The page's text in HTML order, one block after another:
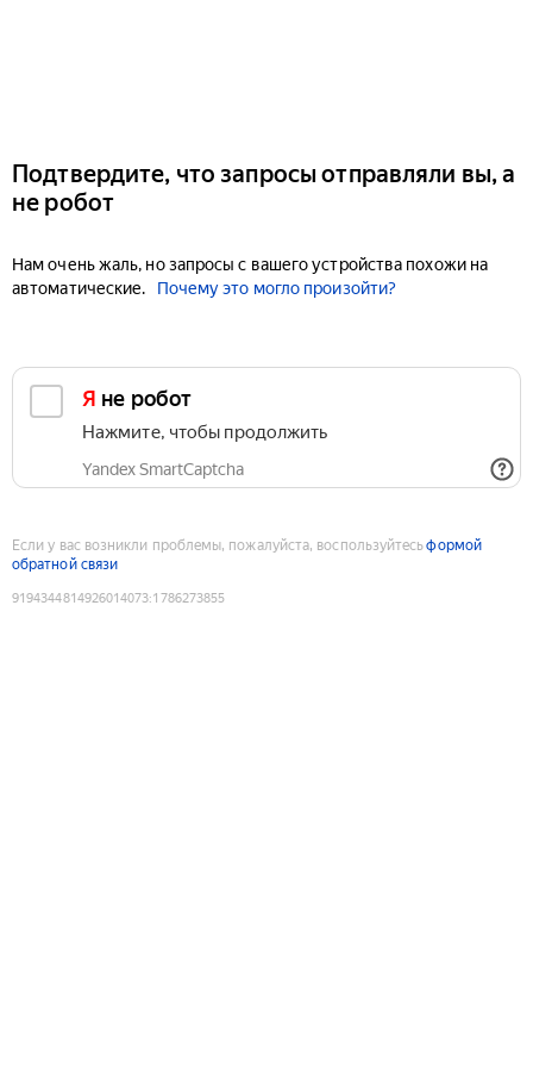
Подтвердите, что запросы отправляли вы, а
не робот
Нам очень жаль, но запросы с вашего устройства похожи на
автоматические.
Почему это могло произойти?
Я не робот
Нажмите, чтобы продолжить
Yandex SmartCaptcha
Если у вас возникли проблемы, пожалуйста, воспользуйтесьформой
обратной связи
9194344814926014073:1786273855